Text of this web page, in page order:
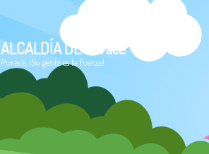
ALCALDÍA DE Puracé
Puracé, ¡Su gente es la fuerza!